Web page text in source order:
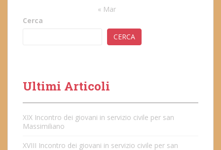
« Mar
Cerca
CERCA
Ultimi Articoli
XIX Incontro dei giovani in servizio civile per san
Massimiliano
XVIII Incontro dei giovani in servizio civile per san